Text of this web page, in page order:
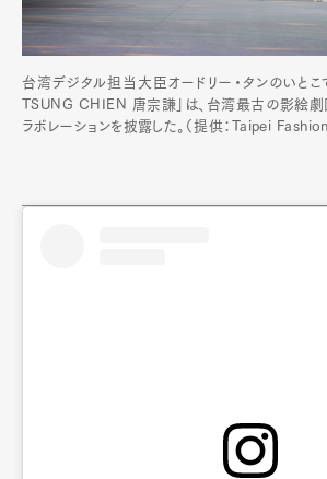
台湾デジタル担当大臣オードリー・タンのいとこ
TSUNG CHIEN 唐宗謙」は、台湾最古の影絵劇
ラボレーションを披露した。（提供：Taipei